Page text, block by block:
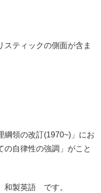
スティックの側面が含ま
綱領の改訂(1970~)」にお
の自律性の強調」がこと
和製英語 です。